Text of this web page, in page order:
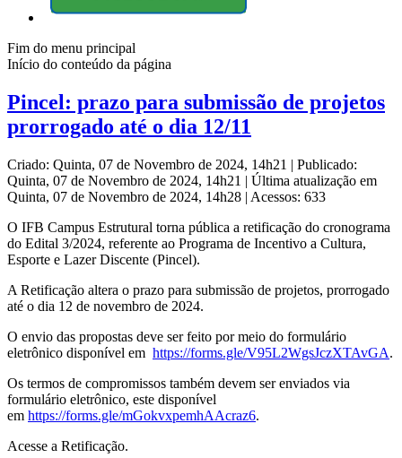
Fim do menu principal
Início do conteúdo da página
Pincel: prazo para submissão de projetos
prorrogado até o dia 12/11
Criado: Quinta, 07 de Novembro de 2024, 14h21 | Publicado:
Quinta, 07 de Novembro de 2024, 14h21 | Última atualização em
Quinta, 07 de Novembro de 2024, 14h28 | Acessos: 633
O IFB Campus Estrutural torna pública a retificação do cronograma
do Edital 3/2024, referente ao Programa de Incentivo a Cultura,
Esporte e Lazer Discente (Pincel).
A Retificação altera o prazo para submissão de projetos, prorrogado
até o dia 12 de novembro de 2024.
O envio das propostas deve ser feito por meio do formulário
eletrônico disponível em https://forms.gle/V95L2WgsJczXTAvGA.
Os termos de compromissos também devem ser enviados via
formulário eletrônico, este disponível
em https://forms.gle/mGokvxpemhAAcraz6.
Acesse a Retificação.